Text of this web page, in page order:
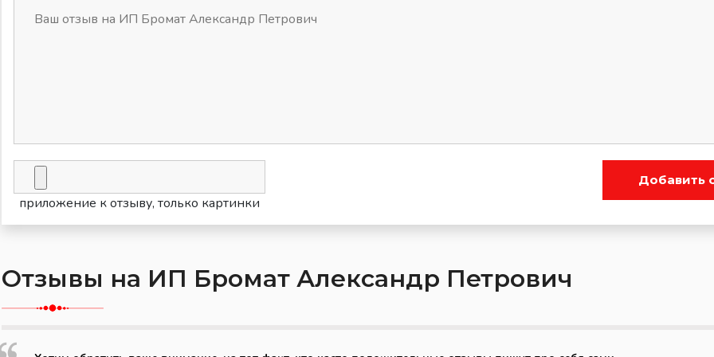
приложение к отзыву, только картинки
Добавить
Отзывы на ИП Бромат Александр Петрович